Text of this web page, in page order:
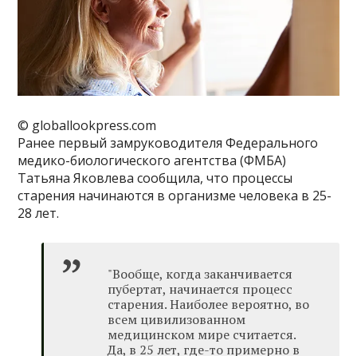
© globallookpress.com
Ранее первый замруководителя Федерального
медико-биологического агентства (ФМБА)
Татьяна Яковлева сообщила, что процессы
старения начинаются в организме человека в 25-
28 лет.
"Вообще, когда заканчивается
пубертат, начинается процесс
старения. Наиболее вероятно, во
всем цивилизованном
медицинском мире считается.
Да, в 25 лет, где-то примерно в